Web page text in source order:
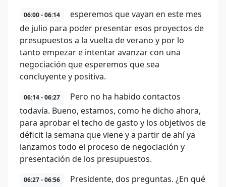
06:00 - 06:14
esperemos que vayan en este mes
de julio para poder presentar esos proyectos de
presupuestos a la vuelta de verano y por lo
tanto empezar e intentar avanzar con una
negociación que esperemos que sea
concluyente y positiva.
06:14 - 06:27
Pero no ha habido contactos
todavía. Bueno, estamos, como he dicho ahora,
para aprobar el techo de gasto y los objetivos de
déficit la semana que viene y a partir de ahí ya
lanzamos todo el proceso de negociación y
presentación de los presupuestos.
06:27 - 06:56
Presidente, dos preguntas. ¿En qué